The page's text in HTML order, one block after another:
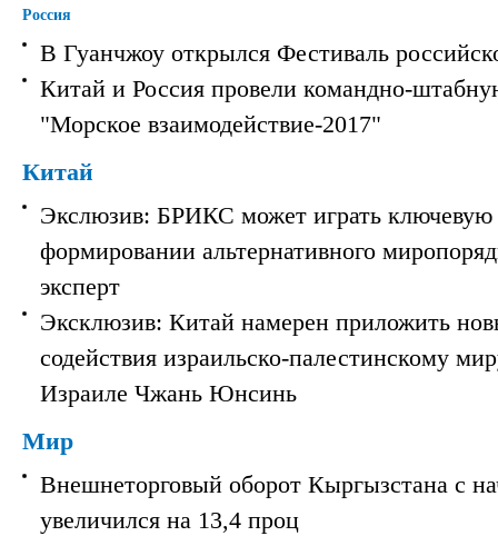
Россия
В Гуанчжоу открылся Фестиваль
Китай и Россия провели командно-
"Морское взаимодействие-2017"
Китай
Экслюзив: БРИКС может играть ключевую
формировании альтернативного
эксперт
Эксклюзив: Китай намерен приложить
содействия израильско-палестинскому
Израиле Чжань Юнсинь
Мир
Внешнеторговый оборот Кыргызстана с
увеличился на 13,4 проц